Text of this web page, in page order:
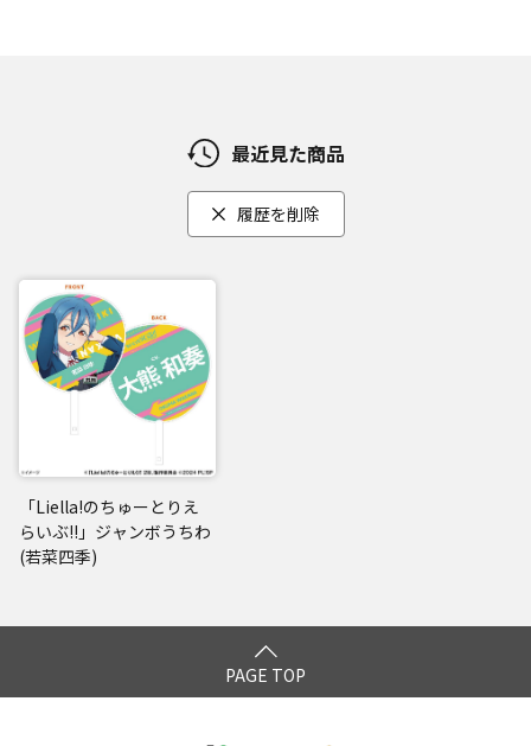
最近見た商品
履歴を削除
「Liella!のちゅーとりえ
らいぶ!!」ジャンボうちわ
(若菜四季)
PAGE TOP